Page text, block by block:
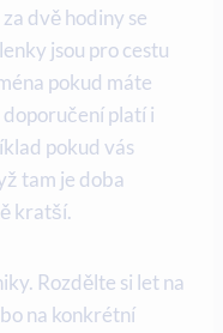
dvě hodiny se
jsou pro cestu
pokud máte
platí i
pokud vás
tam je doba
kratší.
Rozdělte si let na
na konkrétní